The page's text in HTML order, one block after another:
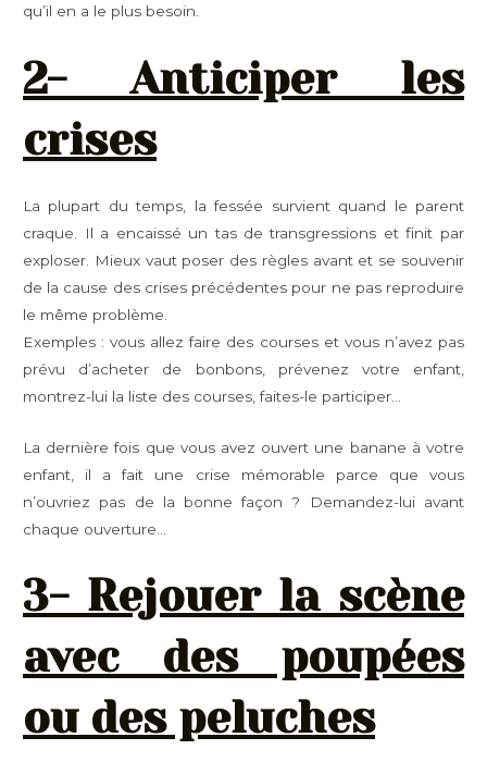
qu’il en a le plus besoin.
2- Anticiper les
crises
La plupart du temps, la fessée survient quand le parent
craque. Il a encaissé un tas de transgressions et finit par
exploser. Mieux vaut poser des règles avant et se souvenir
de la cause des crises précédentes pour ne pas reproduire
le même problème.
Exemples : vous allez faire des courses et vous n’avez pas
prévu d’acheter de bonbons, prévenez votre enfant,
montrez-lui la liste des courses, faites-le participer…
La dernière fois que vous avez ouvert une banane à votre
enfant, il a fait une crise mémorable parce que vous
n’ouvriez pas de la bonne façon ? Demandez-lui avant
chaque ouverture…
3- Rejouer la scène
avec des poupées
ou des peluches